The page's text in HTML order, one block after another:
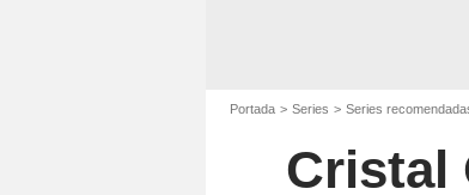
Portada Series Series
Cristal